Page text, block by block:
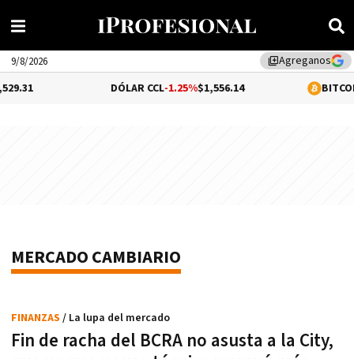
library_addAgreganos
9/8/2026
DÓLAR CCL -1.25%$1,556.14 BITCOIN
MERCADO CAMBIARIO
Fin de racha del BCRA no asusta a la City,
FINANZAS / La lupa del mercado